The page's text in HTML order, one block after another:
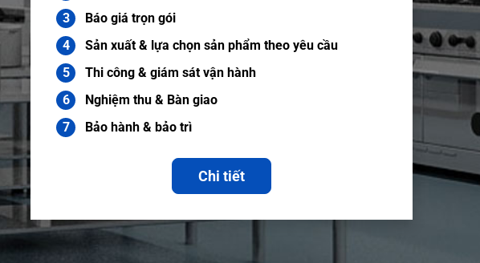
Báo giá trọn gói
Sản xuất & lựa chọn sản phẩm theo yêu cầu
Thi công & giám sát vận hành
Nghiệm thu & Bàn giao
Bảo hành & bảo trì
Chi tiết